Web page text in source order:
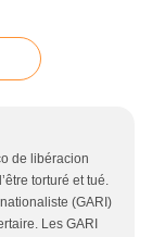
de libéracion
torturé et tué.
(GARI)
Les GARI